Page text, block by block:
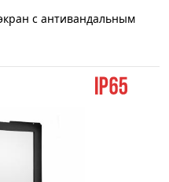
с антивандальным